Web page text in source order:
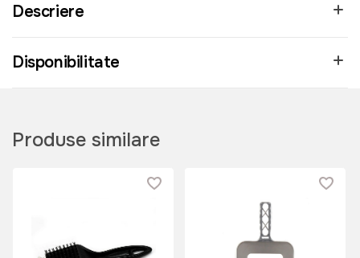
Descriere
Disponibilitate
Produse similare